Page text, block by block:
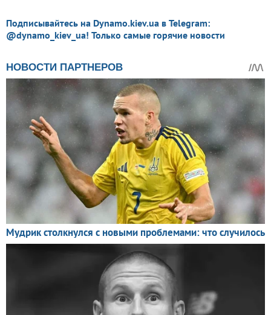
Подписывайтесь на Dynamo.kiev.ua в Telegram:
@dynamo_kiev_ua! Только самые горячие новости